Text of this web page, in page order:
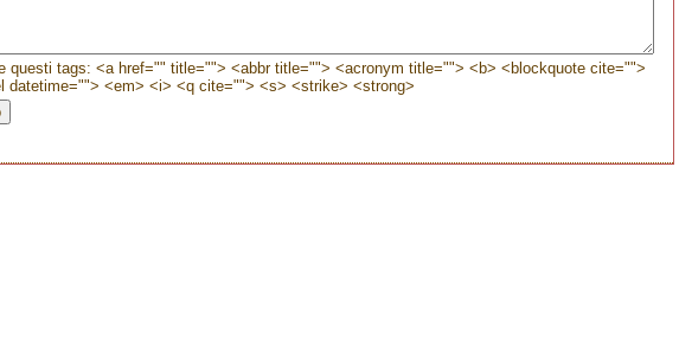
questi tags: <a href="" title=""> <abbr title=""> <acronym title=""> <b> <blockquote cite="">
datetime=""> <em> <i> <q cite=""> <s> <strike> <strong>